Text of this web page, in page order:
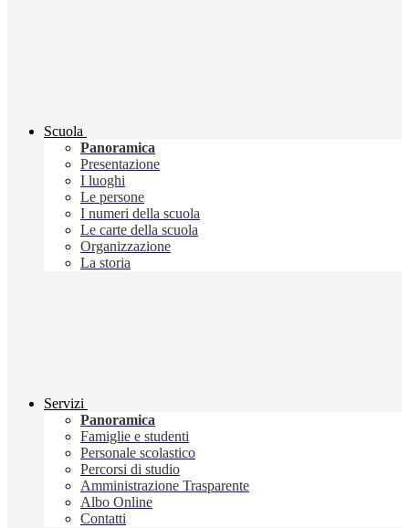
Scuola
Panoramica
Presentazione
I luoghi
Le persone
I numeri della scuola
Le carte della scuola
Organizzazione
La storia
Servizi
Panoramica
Famiglie e studenti
Personale scolastico
Percorsi di studio
Amministrazione Trasparente
Albo Online
Contatti